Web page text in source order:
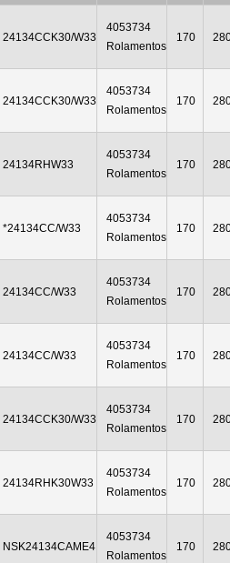
24134CCK30/W33
4053734
Rolamentos
170
24134CCK30/W33
4053734
Rolamentos
170
24134RHW33
4053734
Rolamentos
170
*24134CC/W33
4053734
Rolamentos
170
24134CC/W33
4053734
Rolamentos
170
24134CC/W33
4053734
Rolamentos
170
24134CCK30/W33
4053734
Rolamentos
170
24134RHK30W33
4053734
Rolamentos
170
NSK24134CAME4
4053734
Rolamentos
170